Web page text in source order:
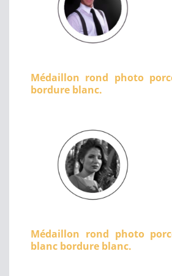
Médaillon rond photo
bordure blanc.
Médaillon rond photo
blanc bordure blanc.